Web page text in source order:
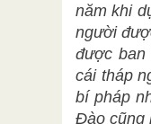
năm khi
người
được ban
cái tháp
bí pháp
Đào cũng